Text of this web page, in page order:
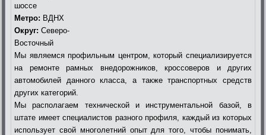
шоссе
Метро: ВДНХ
Округ: Северо-
Восточный
Мы являемся профильным центром, который специализируется
на ремонте рамных внедорожников, кроссоверов и других
автомобилей данного класса, а также транспортных средств
других категорий.
Мы располагаем технической и инструментальной базой, в
штате имеет специалистов разного профиля, каждый из которых
использует свой многолетний опыт для того, чтобы понимать,